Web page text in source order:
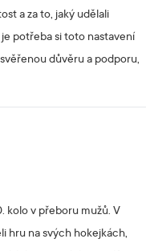
a za to, jaký udělali
potřeba si toto nastavení
důvěru a podporu,
kolo v přeboru mužů. V
hru na svých hokejkách,